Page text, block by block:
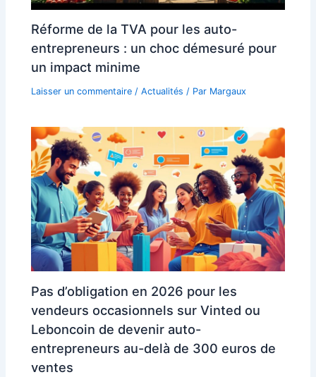
Réforme de la TVA pour les auto-
entrepreneurs : un choc démesuré pour
un impact minime
Laisser un commentaire /Actualités / Par Margaux
Pas d’obligation en 2026 pour les
vendeurs occasionnels sur Vinted ou
Leboncoin de devenir auto-
entrepreneurs au-delà de 300 euros de
ventes